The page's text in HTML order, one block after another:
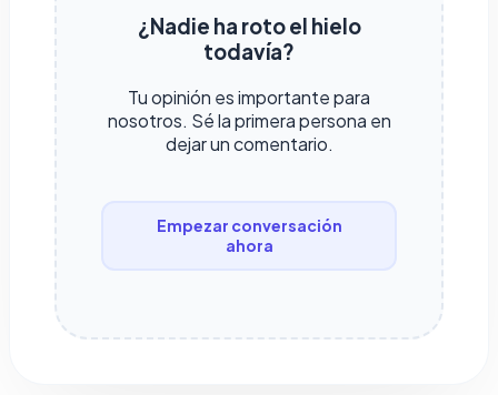
¿Nadie ha roto el hielo
todavía?
Tu opinión es importante para
nosotros. Sé la primera persona en
dejar un comentario.
Empezar conversación
ahora